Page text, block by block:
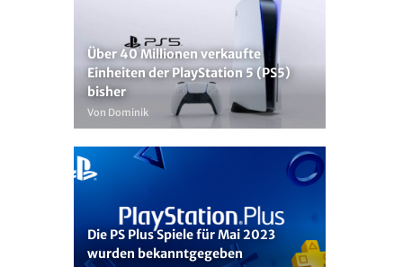
Über 40 Millionen verkaufte
Einheiten der PlayStation 5 (PS5)
bisher
Von Dominik
Die PS Plus Spiele für Mai 2023
wurden bekanntgegeben